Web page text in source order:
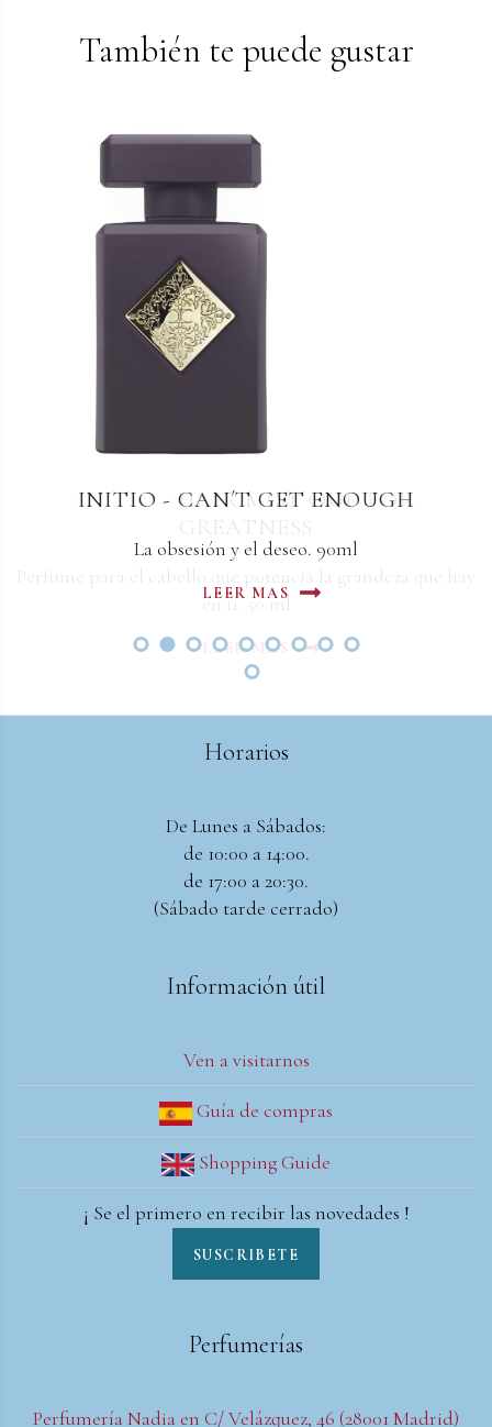
También te puede gustar
INITIO - CAN´T GET ENOUGH
La obsesión y el deseo. 90ml
LEER MAS
INITIO - HAIR MIST OUD FOR
Perfume para el cabello que potencia la grandeza que hay
en ti. 50 ml
LEER MAS
Horarios
De Lunes a Sábados:
de 10:00 a 14:00.
de 17:00 a 20:30.
(Sábado tarde cerrado)
Información útil
Ven a visitarnos
Guía de compras
Shopping Guide
¡ Se el primero en recibir las novedades !
SUSCRIBETE
Perfumerías
Perfumería Nadia en C/ Velázquez, 46 (28001 Madrid)